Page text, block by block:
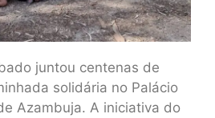
juntou centenas de
solidária no Palácio
Azambuja. A iniciativa do